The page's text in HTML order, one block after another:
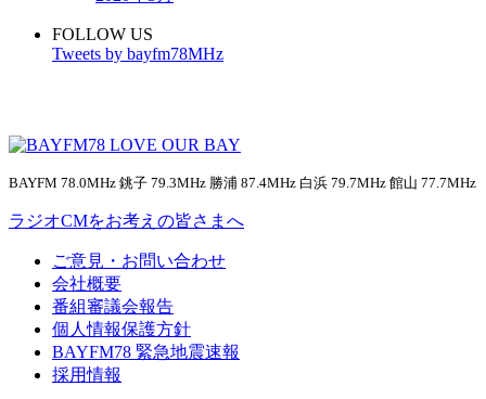
FOLLOW US
Tweets by bayfm78MHz
BAYFM 78.0MHz 銚子 79.3MHz 勝浦 87.4MHz 白浜 79.7MHz 館山 77.7MHz
ラジオCMをお考えの皆さまへ
ご意見・お問い合わせ
会社概要
番組審議会報告
個人情報保護方針
BAYFM78 緊急地震速報
採用情報